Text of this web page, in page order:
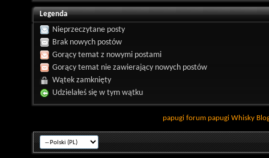
Legenda
Nieprzeczytane posty
Brak nowych postów
Gorący temat z nowymi postami
Gorący temat nie zawierający nowych postów
Wątek zamknięty
Udzielałeś się w tym wątku
papugi forum papugi Whisky